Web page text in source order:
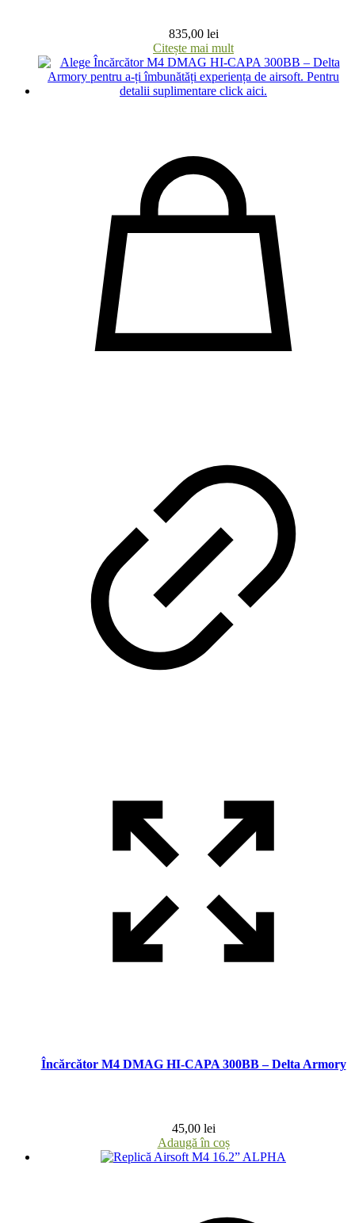
835,00 lei
Citește mai mult
Încărcător M4 DMAG HI-CAPA 300BB – Delta Armory
45,00 lei
Adaugă în coș